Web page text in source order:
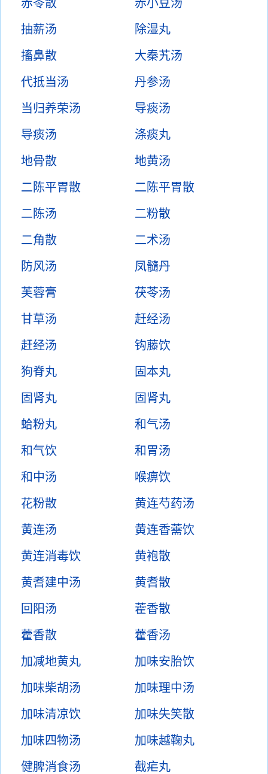
赤苓散
赤小豆汤
抽薪汤
除湿丸
搐鼻散
大秦艽汤
代抵当汤
丹参汤
当归养荣汤
导痰汤
导痰汤
涤痰丸
地骨散
地黄汤
二陈平胃散
二陈平胃散
二陈汤
二粉散
二角散
二术汤
防风汤
凤髓丹
芙蓉膏
茯苓汤
甘草汤
赶经汤
赶经汤
钩藤饮
狗脊丸
固本丸
固肾丸
固肾丸
蛤粉丸
和气汤
和气饮
和胃汤
和中汤
喉痹饮
花粉散
黄连芍药汤
黄连汤
黄连香薷饮
黄连消毒饮
黄袍散
黄耆建中汤
黄耆散
回阳汤
藿香散
藿香散
藿香汤
加减地黄丸
加味安胎饮
加味柴胡汤
加味理中汤
加味清凉饮
加味失笑散
加味四物汤
加味越鞠丸
健脾消食汤
截疟丸